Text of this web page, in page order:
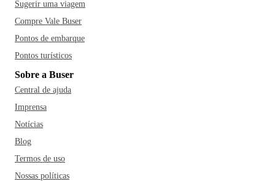
Sugerir uma viagem
Compre Vale Buser
Pontos de embarque
Pontos turísticos
Sobre a Buser
Central de ajuda
Imprensa
Notícias
Blog
Termos de uso
Nossas políticas